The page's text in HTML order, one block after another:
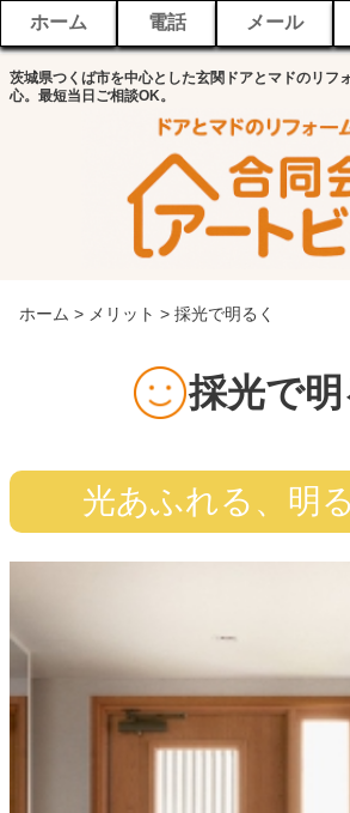
ホーム 電話 メール
茨城県つくば市を中心とした玄関ドアとマドのリフ
心。最短当日ご相談OK。
ホーム > メリット > 採光で明るく
採光で明
光あふれる、明